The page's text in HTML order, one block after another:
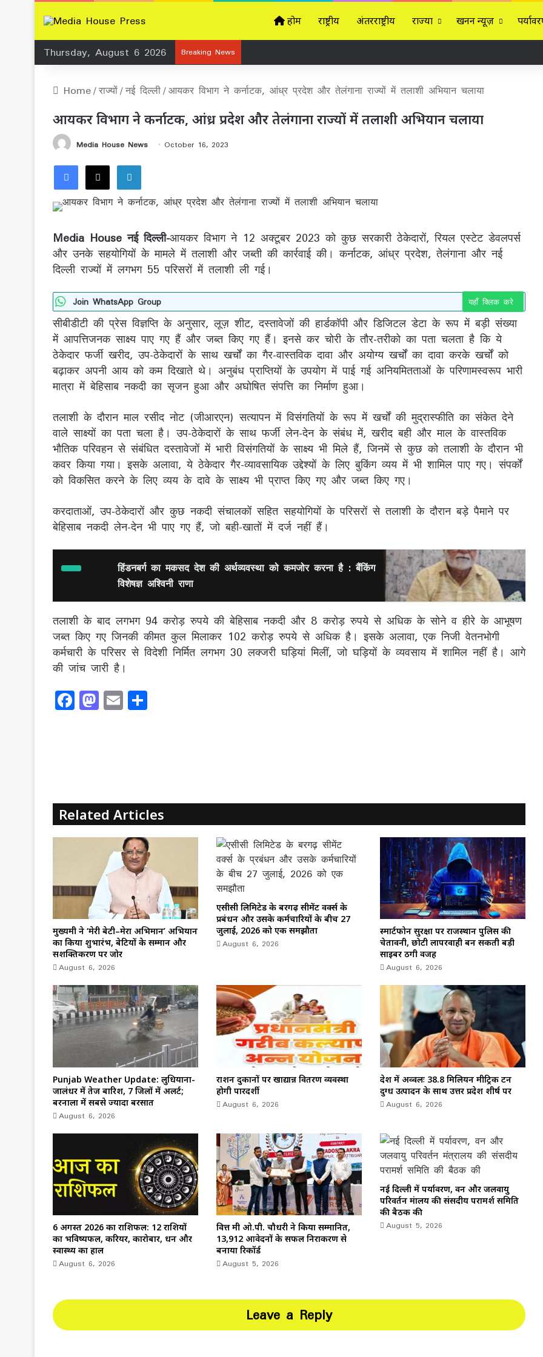
होम राष्ट्रीय अंतरराष्ट्रीय राज्यों खनन न्यूज़
Thursday, August 6 2026 Breaking News
Home/राज्यों/नई दिल्ली/आयकर विभाग ने कर्नाटक, आंध्र प्रदेश और तेलंगाना राज्यों में तलाशी अभियान चलाया
आयकर विभाग ने कर्नाटक, आंध्र प्रदेश और तेलंगाना राज्यों में तलाशी अभियान चलाया
Media House News October 16, 2023
Facebook
X LinkedIn
Media House नई दिल्ली-आयकर विभाग ने 12 अक्टूबर 2023 को कुछ सरकारी ठेकेदारों, रियल एस्टेट डेवलपर्स
और उनके सहयोगियों के मामले में तलाशी और जब्ती की कार्रवाई की। कर्नाटक, आंध्र प्रदेश, तेलंगाना और नई
दिल्ली राज्यों में लगभग 55 परिसरों में तलाशी ली गई।
Join WhatsApp Group यहाँ क्लिक करे
सीबीडीटी की प्रेस विज्ञप्ति के अनुसार, लूज़ शीट, दस्तावेजों की हार्डकॉपी और डिजिटल डेटा के रूप में बड़ी संख्या
में आपत्तिजनक साक्ष्य पाए गए हैं और जब्त किए गए हैं। इनसे कर चोरी के तौर-तरीको का पता चलता है कि ये
ठेकेदार फर्जी खरीद, उप-ठेकेदारों के साथ खर्चों का गैर-वास्तविक दावा और अयोग्य खर्चों का दावा करके खर्चों को
बढ़ाकर अपनी आय को कम दिखाते थे। अनुबंध प्राप्तियों के उपयोग में पाई गई अनियमितताओं के परिणामस्वरूप भारी
मात्रा में बेहिसाब नकदी का सृजन हुआ और अघोषित संपत्ति का निर्माण हुआ।
तलाशी के दौरान माल रसीद नोट (जीआरएन) सत्यापन में विसंगतियों के रूप में खर्चों की मुद्रास्फीति का संकेत देने
वाले साक्ष्यों का पता चला है। उप-ठेकेदारों के साथ फर्जी लेन-देन के संबंध में, खरीद बही और माल के वास्तविक
भौतिक परिवहन से संबंधित दस्तावेजों में भारी विसंगतियों के साक्ष्य भी मिले हैं, जिनमें से कुछ को तलाशी के दौरान भी
कवर किया गया। इसके अलावा, ये ठेकेदार गैर-व्यावसायिक उद्देश्यों के लिए बुकिंग व्यय में भी शामिल पाए गए। संपर्कों
को विकसित करने के लिए व्यय के दावे के साक्ष्य भी प्राप्त किए गए और जब्त किए गए।
करदाताओं, उप-ठेकेदारों और कुछ नकदी संचालकों सहित सहयोगियों के परिसरों से तलाशी के दौरान बड़े पैमाने पर
बेहिसाब नकदी लेन-देन भी पाए गए हैं, जो बही-खातों में दर्ज नहीं हैं।
हिंडनबर्ग का मकसद देश की अर्थव्यवस्था को कमजोर करना है : बैंकिंग
विशेषज्ञ अश्विनी राणा
तलाशी के बाद लगभग 94 करोड़ रुपये की बेहिसाब नकदी और 8 करोड़ रुपये से अधिक के सोने व हीरे के आभूषण
जब्त किए गए जिनकी कीमत कुल मिलाकर 102 करोड़ रुपये से अधिक है। इसके अलावा, एक निजी वेतनभोगी
कर्मचारी के परिसर से विदेशी निर्मित लगभग 30 लक्जरी घड़ियां मिलीं, जो घड़ियों के व्यवसाय में शामिल नहीं है। आगे
की जांच जारी है।
F
a
o
o
k
M
a
o
n
E
m
Related Articles
मुख्यमंत्री ने ‘मेरी बेटी–मेरा अभिमान’ अभियान
का किया शुभारंभ, बेटियों के सम्मान और
सशक्तिकरण पर जोर
August 6, 2026
एसीसी लिमिटेड के बरगढ़ सीमेंट वर्क्स के
प्रबंधन और उसके कर्मचारियों के बीच 27
जुलाई, 2026 को एक समझौता
August 6, 2026
स्मार्टफोन सुरक्षा पर राजस्थान पुलिस की
चेतावनी, छोटी लापरवाही बन सकती बड़ी
साइबर ठगी वजह
August 6, 2026
Punjab Weather Update: लुधियाना-
जालंधर में तेज बारिश, 7 जिलों में अलर्ट;
बरनाला में सबसे ज्यादा बरसात
August 6, 2026
राशन दुकानों पर खाद्यान्न वितरण व्यवस्था
होगी पारदर्शी
August 6, 2026
देश में अव्वलः 38.8 मिलियन मीट्रिक टन
दुग्ध उत्पादन के साथ उत्तर प्रदेश शीर्ष पर
August 6, 2026
6 अगस्त 2026 का राशिफल: 12 राशियों
का भविष्यफल, करियर, कारोबार, धन और
स्वास्थ्य का हाल
August 6, 2026
वित्त मंत्री ओ.पी. चौधरी ने किया सम्मानित,
13,912 आवेदनों के सफल निराकरण से
बनाया रिकॉर्ड
August 5, 2026
नई दिल्ली में पर्यावरण, वन और जलवायु
परिवर्तन मंत्रालय की संसदीय परामर्श समिति
की बैठक की
August 5, 2026
Leave a Reply